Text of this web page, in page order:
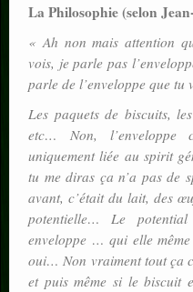
La Philosophie (selon
« Ah non mais attention
vois, je parle pas
parle de l’enveloppe que tu
Les paquets de biscuits,
etc… Non, l’enveloppe
uniquement liée au spirit
tu me diras ça n’a pas de
avant, c’était du lait, des
potentielle… Le
enveloppe … qui elle
oui… Non vraiment tout ça
et puis même si le biscuit